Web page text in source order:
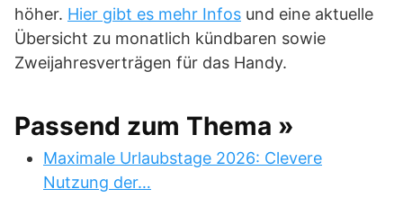
höher. Hier gibt es mehr Infos und eine aktuelle
Übersicht zu monatlich kündbaren sowie
Zweijahresverträgen für das Handy.
Passend zum Thema »
Maximale Urlaubstage 2026: Clevere
Nutzung der…